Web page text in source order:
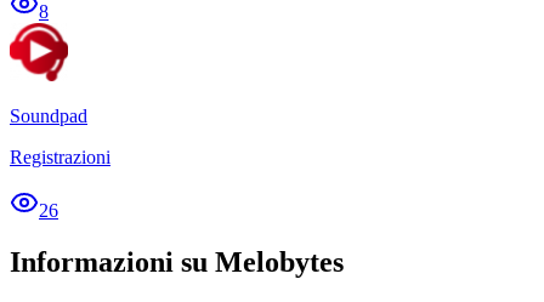
8
Soundpad
Registrazioni
26
Informazioni su Melobytes